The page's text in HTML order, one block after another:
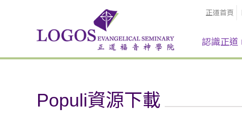
正道首頁
認識正道
Populi資源下載